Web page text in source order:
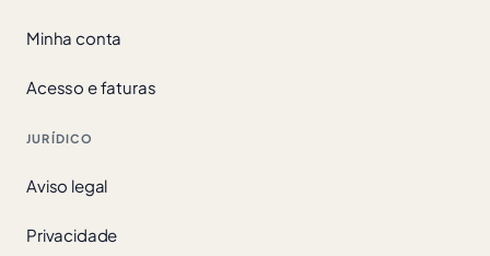
Minha conta
Acesso e faturas
JURÍDICO
Aviso legal
Privacidade